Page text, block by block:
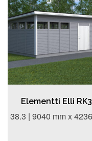
Elementti Elli
38.3 | 9040 mm x